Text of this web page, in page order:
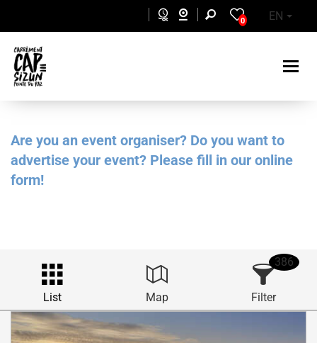
0 EN
Are you an event organiser? Do you want to
advertise your event? Please fill in our online
form!
List Map Filter
386